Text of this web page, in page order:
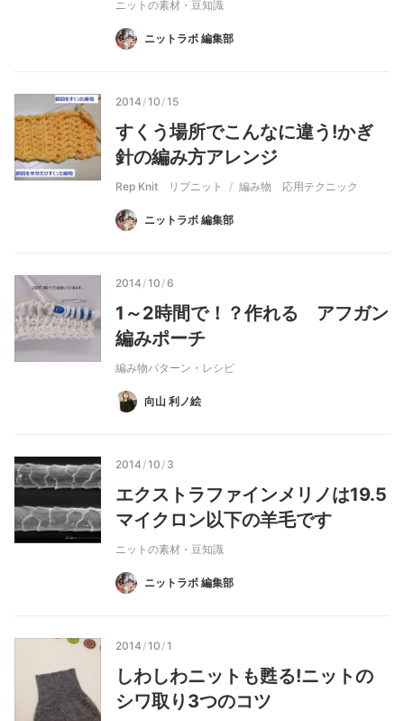
ニットの素材・豆知識
ニットラボ 編集部
2014 /10 /15
すくう場所でこんなに違う!かぎ
針の編み方アレンジ
Rep Knit リプニット 編み物 応用テクニック
ニットラボ 編集部
2014 /10 /6
1～2時間で！？作れる アフガン
編みポーチ
編み物パターン・レシピ
向山 利ノ絵
2014 /10 / 3
エクストラファインメリノは19.5
マイクロン以下の羊毛です
ニットの素材・豆知識
ニットラボ 編集部
2014 /10 /1
しわしわニットも甦る!ニットの
シワ取り3つのコツ